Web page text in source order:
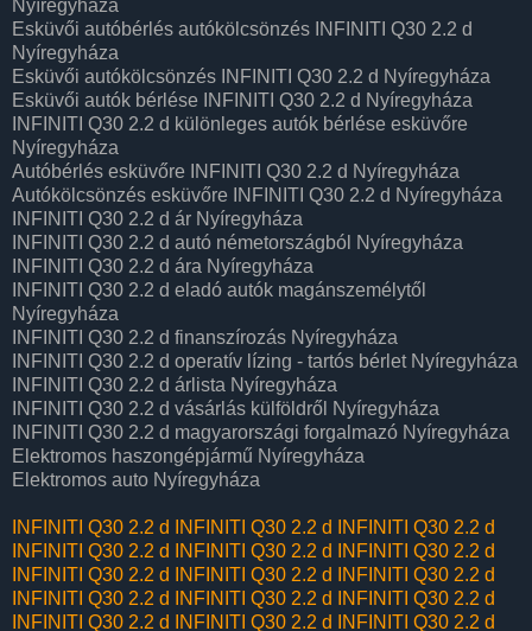
Nyíregyháza
Esküvői autóbérlés autókölcsönzés INFINITI Q30 2.2 d
Nyíregyháza
Esküvői autókölcsönzés INFINITI Q30 2.2 d Nyíregyháza
Esküvői autók bérlése INFINITI Q30 2.2 d Nyíregyháza
INFINITI Q30 2.2 d különleges autók bérlése esküvőre
Nyíregyháza
Autóbérlés esküvőre INFINITI Q30 2.2 d Nyíregyháza
Autókölcsönzés esküvőre INFINITI Q30 2.2 d Nyíregyháza
INFINITI Q30 2.2 d ár Nyíregyháza
INFINITI Q30 2.2 d autó németországból Nyíregyháza
INFINITI Q30 2.2 d ára Nyíregyháza
INFINITI Q30 2.2 d eladó autók magánszemélytől
Nyíregyháza
INFINITI Q30 2.2 d finanszírozás Nyíregyháza
INFINITI Q30 2.2 d operatív lízing - tartós bérlet Nyíregyháza
INFINITI Q30 2.2 d árlista Nyíregyháza
INFINITI Q30 2.2 d vásárlás külföldről Nyíregyháza
INFINITI Q30 2.2 d magyarországi forgalmazó Nyíregyháza
Elektromos haszongépjármű‎ Nyíregyháza
Elektromos auto‎ Nyíregyháza
INFINITI Q30 2.2 d INFINITI Q30 2.2 d
INFINITI Q30 2.2 d
INFINITI Q30 2.2 d
INFINITI Q30 2.2 d
INFINITI Q30 2.2 d
INFINITI Q30 2.2 d
INFINITI Q30 2.2 d
INFINITI Q30 2.2 d
INFINITI Q30 2.2 d
INFINITI Q30 2.2 d
INFINITI Q30 2.2 d
INFINITI Q30 2.2 d
INFINITI Q30 2.2 d
INFINITI Q30 2.2 d